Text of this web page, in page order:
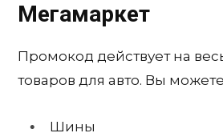
Мегамаркет
Промокод действует на
товаров для авто. Вы
Шины